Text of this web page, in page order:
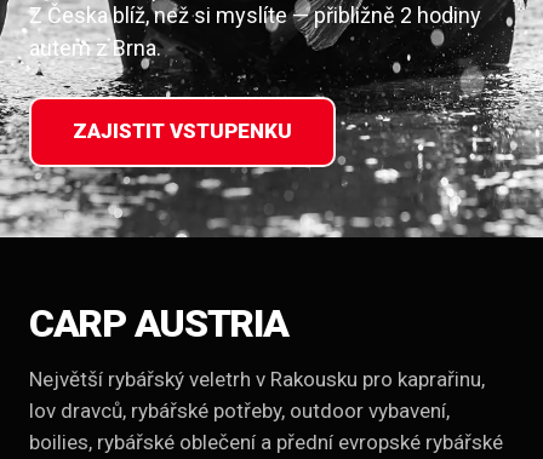
Z Česka blíž, než si myslíte — přibližně 2 hodiny
autem z Brna.
ZAJISTIT VSTUPENKU
CARP AUSTRIA
Největší rybářský veletrh v Rakousku pro kaprařinu,
lov dravců, rybářské potřeby, outdoor vybavení,
boilies, rybářské oblečení a přední evropské rybářské